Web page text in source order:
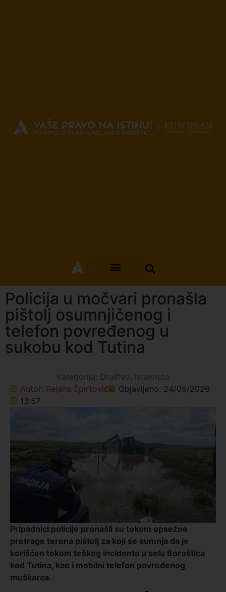
Policija u močvari pronašla
pištolj osumnjičenog i
telefon povređenog u
sukobu kod Tutina
Kategorija: Društvo
Istaknuto
Autor: Rejana Špirtović Objavljeno: 24/05/2026
13:57
Pripadnici policije pronašli su tokom opsežne
pretrage terena pištolj za koji se sumnja da je
korišćen tokom teškog incidenta u selu Boroštica
kod Tutina, kao i mobilni telefon povređenog
muškarca.